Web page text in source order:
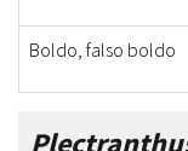
Boldo, falso boldo